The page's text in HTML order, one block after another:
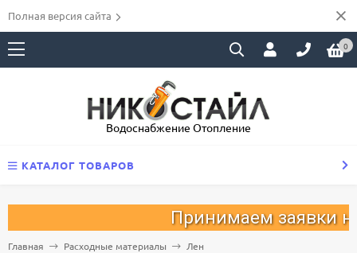
Полная версия сайта
0
Водоснабжение Отопление
КАТАЛОГ ТОВАРОВ
Принимаем заявки
Главная Расходные материалы Лен